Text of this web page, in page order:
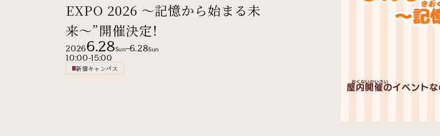
EXPO 2026 〜記憶から始まる未
来〜”開催決定！
2026.6.28(Sun)- 2026.6.28(Sun)
20266.28Sun 6.28Sun
10:00-15:00
場所
新宿キャンパス